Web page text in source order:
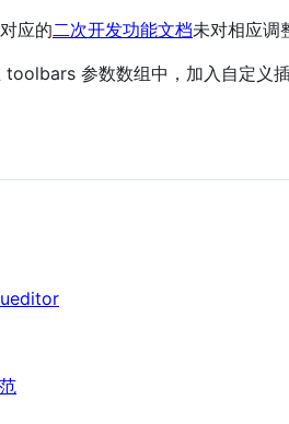
应的二次开发功能文档未对相应调
参数数组中，加入自定义